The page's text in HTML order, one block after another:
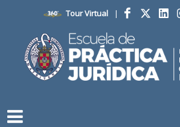
Tour Virtual |
Facebook